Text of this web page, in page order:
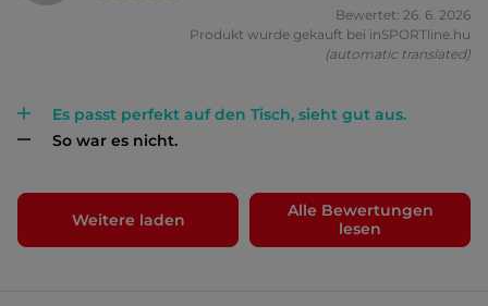
Bewertet: 26. 6. 2026
Produkt wurde gekauft bei inSPORTline.hu
(automatic translated)
Es passt perfekt auf den Tisch, sieht gut aus.
So war es nicht.
Weitere laden
Alle Bewertungen
lesen